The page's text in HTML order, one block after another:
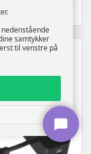
lager
samtykker
til venstre på